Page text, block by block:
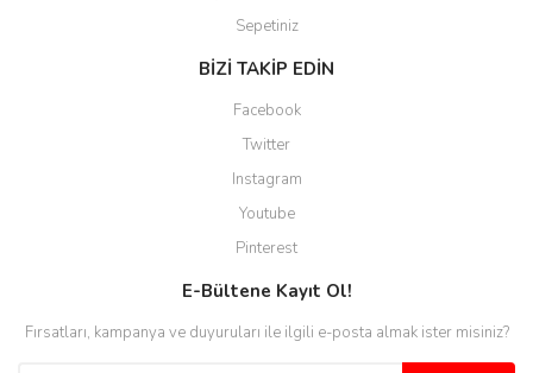
Sepetiniz
BİZİ TAKİP EDİN
Facebook
Twitter
Instagram
Youtube
Pinterest
E-Bültene Kayıt Ol!
Fırsatları, kampanya ve duyuruları ile ilgili e-posta almak ister misiniz?